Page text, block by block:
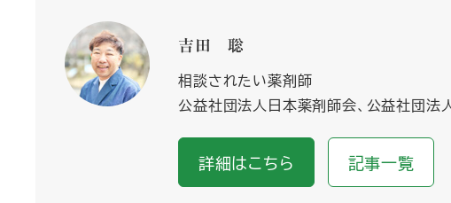
吉田 聡
相談されたい薬剤師
公益社団法人日本薬剤師会、公益社団法
詳細はこちら 記事一覧